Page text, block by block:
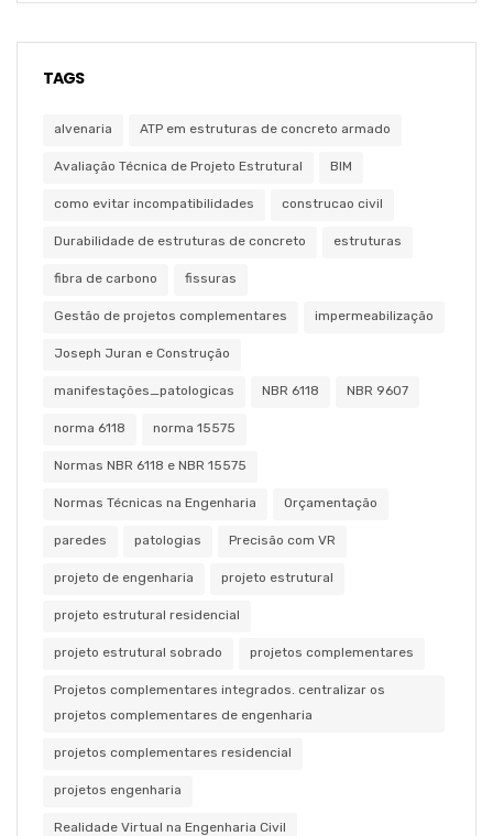
TAGS
alvenaria ATP em estruturas de concreto armado
Avaliação Técnica de Projeto Estrutural BIM
como evitar incompatibilidades construcao civil
Durabilidade de estruturas de concreto estruturas
fibra de carbono fissuras
Gestão de projetos complementares impermeabilização
Joseph Juran e Construção
manifestações_patologicas NBR 6118 NBR 9607
norma 6118 norma 15575
Normas NBR 6118 e NBR 15575
Normas Técnicas na Engenharia Orçamentação
paredes patologias Precisão com VR
projeto de engenharia projeto estrutural
projeto estrutural residencial
projeto estrutural sobrado projetos complementares
Projetos complementares integrados. centralizar os
projetos complementares de engenharia
projetos complementares residencial
projetos engenharia
Realidade Virtual na Engenharia Civil